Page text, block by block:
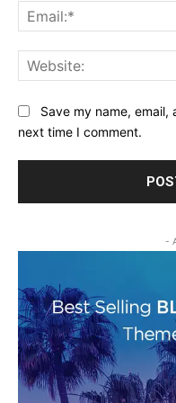
Save my name,
next time I comment.
-